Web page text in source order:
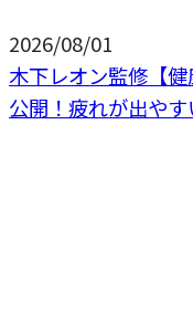
2026/08/01
木下レオン監修【
公開！疲れが出や